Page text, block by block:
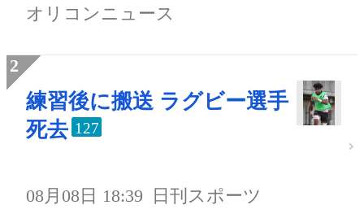
オリコンニュース
練習後に搬送 ラグビー選手
死去 127
08月08日 18:39 日刊スポーツ